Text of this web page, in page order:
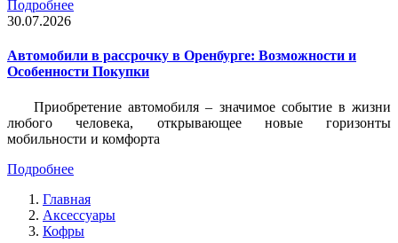
Подробнее
30.07.2026
Автомобили в рассрочку в Оренбурге: Возможности и
Особенности Покупки
Приобретение автомобиля – значимое событие в жизни
любого человека, открывающее новые горизонты
мобильности и комфорта
Подробнее
Главная
Аксессуары
Кофры